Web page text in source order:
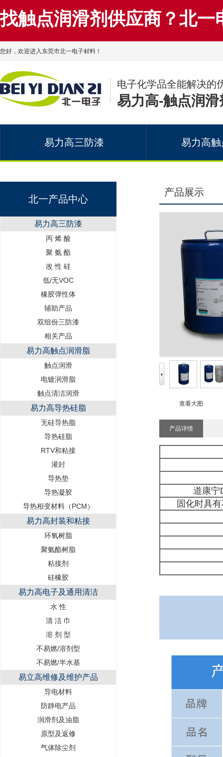
找触点润滑剂供应商？北一
您好，欢迎进入东莞市北一电子材料！
电子化学品全能解决的
易力高-触点润滑
易力高三防漆 易力高
北一产品中心
易力高三防漆
丙 烯 酸
聚 氨 酯
改 性 硅
低/无VOC
橡胶弹性体
辅助产品
双组份三防漆
相关产品
易力高触点润滑脂
触点润滑
电镀润滑脂
触点清洁润滑
易力高导热硅脂
无硅导热脂
导热硅脂
RTV和粘接
灌封
导热垫
导热凝胶
导热相变材料（PCM）
易力高封装和粘接
环氧树脂
聚氨酯树脂
粘接剂
硅橡胶
易力高电子及通用清洁
水 性
清 洁 巾
溶 剂 型
不易燃/溶剂型
不易燃/半水基
易立高维修及维护产品
导电材料
防静电产品
润滑剂及油脂
原型及返修
气体除尘剂
产品展示
查看大图
产品详情
道康宁
固化时具